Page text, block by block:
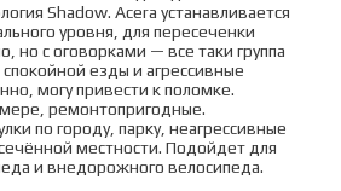
Shadow. Acera устанавливается
уровня, для пересеченки
но c оговорками — все таки группа
езды и агрессивные
могу привести к поломке.
ремонтопригодные.
по городу, парку, неагрессивные
местности. Подойдет для
и внедорожного велосипеда.